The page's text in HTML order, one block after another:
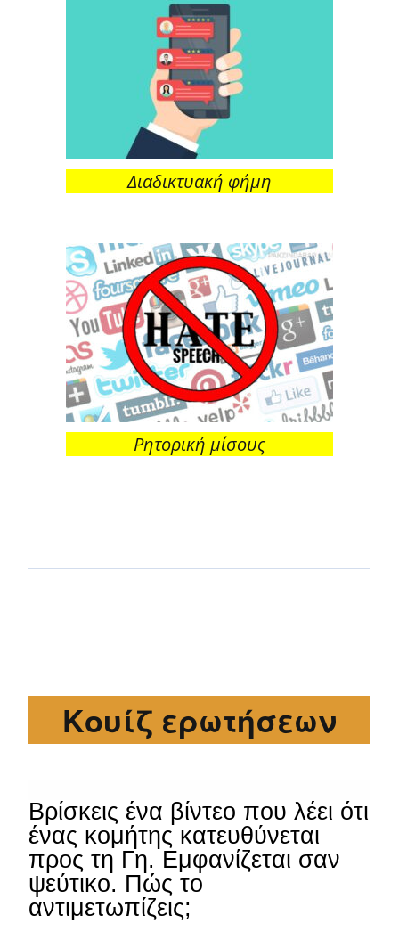
Διαδικτυακή φήμη
Ρητορική μίσους
Κουίζ ερωτήσεων